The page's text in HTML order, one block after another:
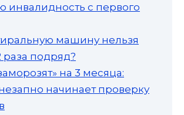
инвалидность с первого
машину нельзя
раза подряд?
на 3 месяца:
начинает проверку